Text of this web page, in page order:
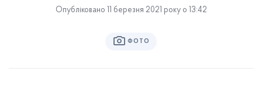
Опубліковано 11 березня 2021 року о 13:42
ФОТО